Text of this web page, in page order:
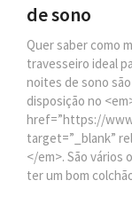
de sono
Quer saber como
travesseiro ideal
noites de sono
disposição no
href=”https://
target=”_blank”
</em>. São vários
ter um bom